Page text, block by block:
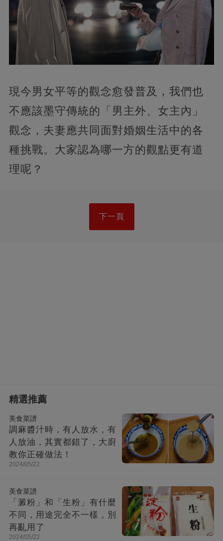
現今男女平等的觀念愈發普及，我們也
不應該墨守傳統的「男主外、女主內」
觀念，夫妻應共同面對婚姻生活中的各
種挑戰。大家認為哪一方的觀點更有道
理呢？
下一頁
精選推薦
美食菜譜
調麻醬汁時，有人放水，有
人放油，其實都錯了，大廚
教你正確做法！
2024/05/22
美食菜譜
「澱粉」和「生粉」有什麼
不同，用途完全不一樣，別
再亂用了
2024/05/22